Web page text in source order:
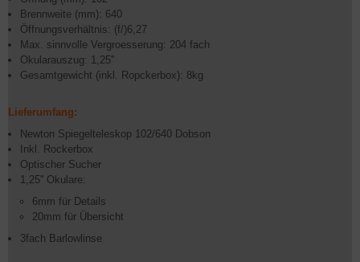
Brennweite (mm): 640
Öffnungsverhältnis: (f/)6,27
Max. sinnvolle Vergroesserung: 204 fach
Okularauszug: 1,25''
Gesamtgewicht (inkl. Ropckerbox): 8kg
Lieferumfang:
Newton Spiegelteleskop 102/640 Dobson
Inkl. Rockerbox
Optischer Sucher
1,25'' Okulare:
6mm für Details
20mm für Übersicht
3fach Barlowlinse